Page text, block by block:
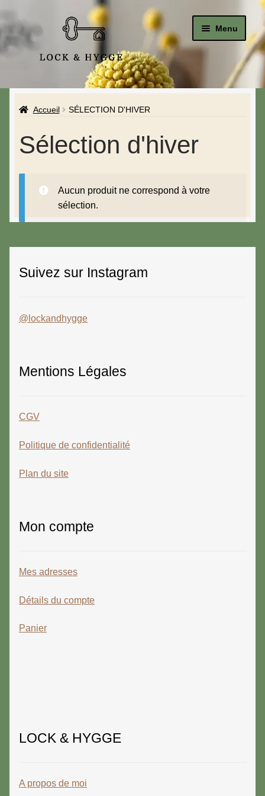
Menu
Le Studio
La Boutique
A propos de moi
Mon compte
Accueil SÉLECTION D'HIVER
Sélection d'hiver
Aucun produit ne correspond à votre
sélection.
Suivez sur Instagram
@lockandhygge
Mentions Légales
CGV
Politique de confidentialité
Plan du site
Mon compte
Mes adresses
Détails du compte
Panier
LOCK & HYGGE
A propos de moi